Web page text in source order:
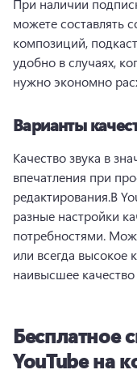
При наличии
можете составлять
композиций,
удобно в случаях,
нужно экономно
Варианты
Качество звука в
впечатления при
редактирования.В
разные настройки
потребностями.
или всегда высокое
наивысшее качество
Бесплатное
YouTube на